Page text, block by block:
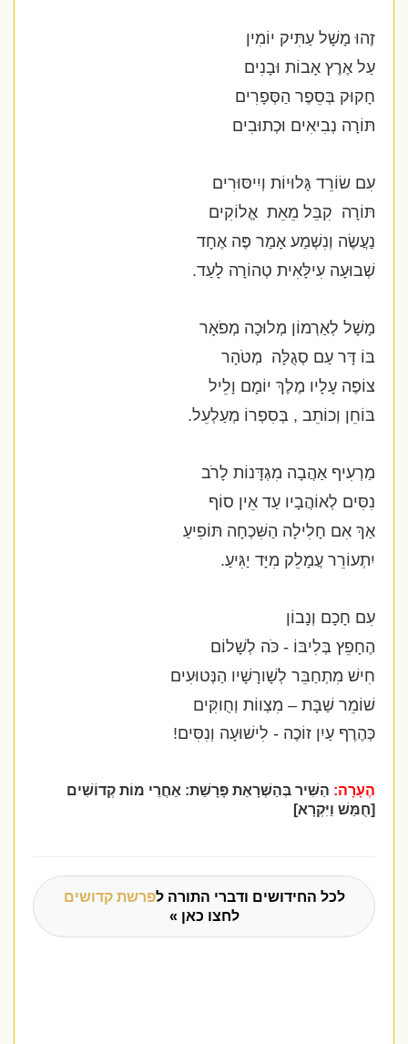
זֶהוּ מָשָׁל עַתִּיק יוֹמִין
עַל אֶרֶץ אָבוֹת וּבָנִים
חָקוּק בְּסֵפֶר הַסְּפָרִים
תּוֹרָה נְבִיאִים וּכְתוּבִים
עִם שׂוֹרֵד גָּלוּיוֹת וְיִיסּוּרִים
תּוֹרָה קִבֵּל מֵאֵת אֱלוֹקִים
נַעֲשֶׂה וְנִשְׁמַע אָמַר פֶּה אֶחָד
שְׁבוּעָה עִילָּאִית טְהוֹרָה לָעַד.
מָשָׁל לְאַרְמוֹן מְלוּכָה מְפֹאָר
בּוֹ דָּר עַם סְגֻלָּה מְטֹהָר
צוֹפֶה עָלָיו מֶלֶךְ יוֹמָם וָלֵיל
בּוֹחֵן וְכוֹתֵב , בְּסִפְרוֹ מְעַלְעֵל.
מַרְעִיף אַהֲבָה מִגְדָּנוֹת לָרֹב
נִסִּים לְאוֹהֲבָיו עַד אֵין סוֹף
אַךְ אִם חָלִילָה הַשִּׁכְחָה תּוֹפִיעַ
יִתְעוֹרֵר עֲמָלֵק מִיָּד יַגִּיעַ.
עִם חָכָם וְנָבוֹן
הֶחָפֵץ בְּלִיבּוֹ - כֹּה לְשָׁלוֹם
חִישׁ מִתְחַבֵּר לְשָׁורָשָׁיו הַנְּטוּעִים
שׁוֹמֵר שַׁבָּת – מִצְווֹת וְחֻוקִּים
כְּהֶרֶף עַיִן זוֹכֶה - לִישׁוּעָה וְנִסִּים!
הֶעָרָה:הַשִּׁיר בְּהַשְׁרָאַת פָּרָשַׁת: אַחֲרֵי מוֹת קְדוֹשִׁים
[חֻמַּשׁ וַיִּקְרָא]
לכל החידושים ודברי התורה לפרשת קדושים
לחצו כאן »